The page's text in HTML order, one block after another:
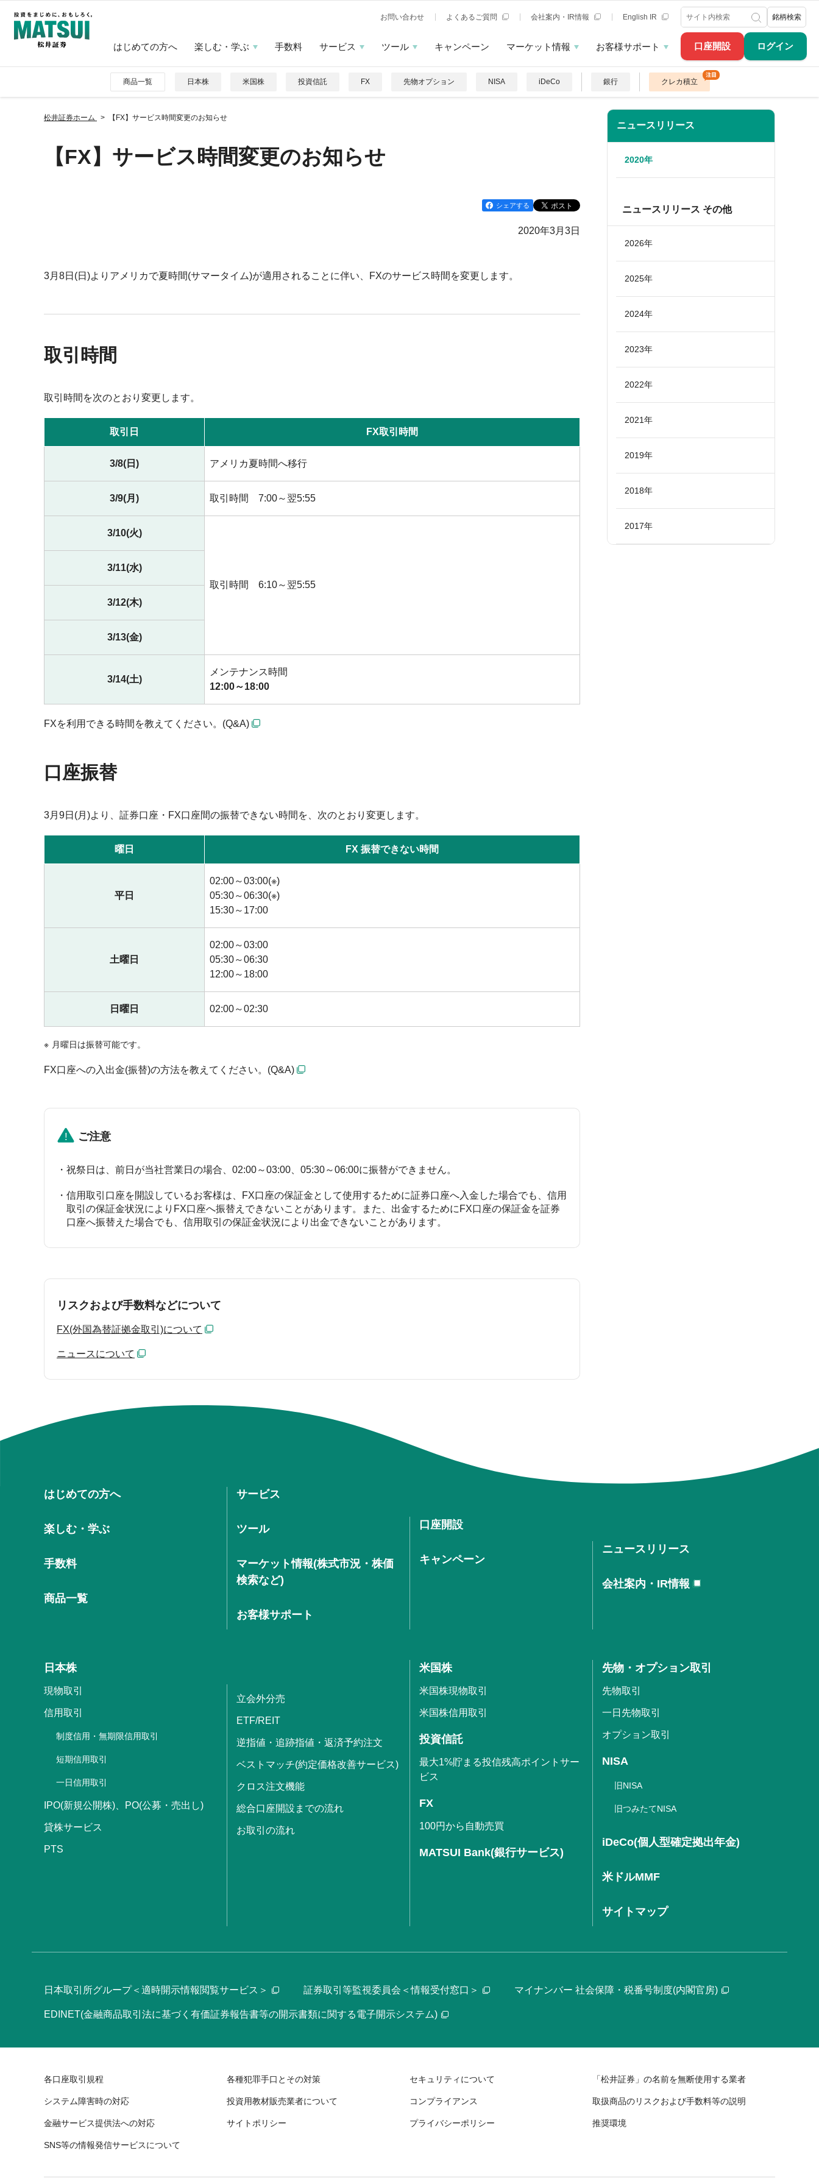
口座開設 ログイン
お問い合わせ よくあるご質問 会社案内・IR情報 English IR 銘柄検索
はじめての方へ 楽しむ・学ぶ 手数料 サービス ツール キャンペーン マーケット情報 お客様サポート
商品一覧 日本株 米国株 投資信託 FX 先物オプション NISA iDeCo 銀行 クレカ積立
松井証券ホーム 【FX】サービス時間変更のお知らせ
【FX】サービス時間変更のお知らせ
シェアする
2020年3月3日
3月8日(日)よりアメリカで夏時間(サマータイム)が適用されることに伴い、FXのサービス時間を変更します。
取引時間
取引時間を次のとおり変更します。
取引日 FX取引時間
3/8(日) アメリカ夏時間へ移行
3/9(月) 取引時間 7:00～翌5:55
3/10(火)
取引時間 6:10～翌5:55
3/11(水)
3/12(木)
3/13(金)
3/14(土)
メンテナンス時間
12:00～18:00
FXを利用できる時間を教えてください。(Q&A)
口座振替
3月9日(月)より、証券口座・FX口座間の振替できない時間を、次のとおり変更します。
曜日 FX 振替できない時間
平日
02:00～03:00(※)
05:30～06:30(※)
15:30～17:00
土曜日
02:00～03:00
05:30～06:30
12:00～18:00
日曜日 02:00～02:30
月曜日は振替可能です。
FX口座への入出金(振替)の方法を教えてください。(Q&A)
ご注意
祝祭日は、前日が当社営業日の場合、02:00～03:00、05:30～06:00に振替ができません。
信用取引口座を開設しているお客様は、FX口座の保証金として使用するために証券口座へ入金した場合でも、信用
取引の保証金状況によりFX口座へ振替えできないことがあります。また、出金するためにFX口座の保証金を証券
口座へ振替えた場合でも、信用取引の保証金状況により出金できないことがあります。
リスクおよび手数料などについて
FX(外国為替証拠金取引)について
ニュースについて
ニュースリリース
2020年
ニュースリリース その他
2026年
2025年
2024年
2023年
2022年
2021年
2019年
2018年
2017年
はじめての方へ
楽しむ・学ぶ
手数料
商品一覧
サービス
ツール
マーケット情報(株式市況・株価
検索など)
お客様サポート
口座開設
キャンペーン
ニュースリリース
会社案内・IR情報
日本株
現物取引
信用取引
制度信用・無期限信用取引
短期信用取引
一日信用取引
IPO(新規公開株)、PO(公募・売出し)
貸株サービス
PTS
立会外分売
ETF/REIT
逆指値・追跡指値・返済予約注文
ベストマッチ(約定価格改善サービス)
クロス注文機能
総合口座開設までの流れ
お取引の流れ
米国株
米国株現物取引
米国株信用取引
投資信託
最大1%貯まる投信残高ポイントサー
ビス
FX
100円から自動売買
MATSUI Bank(銀行サービス)
先物・オプション取引
先物取引
一日先物取引
オプション取引
NISA
旧NISA
旧つみたてNISA
iDeCo(個人型確定拠出年金)
米ドルMMF
サイトマップ
日本取引所グループ＜適時開示情報閲覧サービス＞ 証券取引等監視委員会＜情報受付窓口＞ マイナンバー 社会保障・税番号制度(内閣官房)
EDINET(金融商品取引法に基づく有価証券報告書等の開示書類に関する電子開示システム)
各口座取引規程 各種犯罪手口とその対策 セキュリティについて 「松井証券」の名前を無断使用する業者
システム障害時の対応 投資用教材販売業者について コンプライアンス 取扱商品のリスクおよび手数料等の説明
金融サービス提供法への対応 サイトポリシー プライバシーポリシー 推奨環境
SNS等の情報発信サービスについて